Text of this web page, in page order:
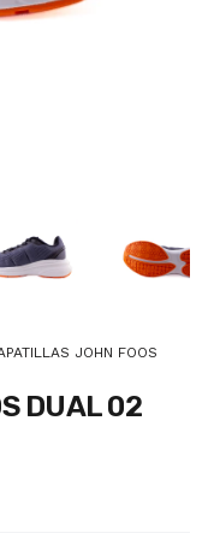
JOHN FOOS
DUAL 02